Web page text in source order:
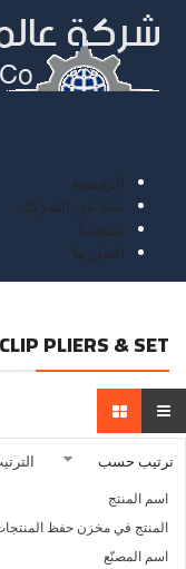
الرئيسية
نبذة عن الشركة
منتجاتنا
اتصل بنا
PLIERS & SET
ترتيب حسب
اسم المنتج
المنتج في مخزن حفظ
اسم المصنّع